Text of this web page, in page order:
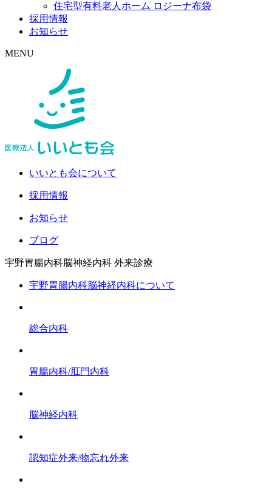
住宅型有料老人ホーム ロジーナ布袋
採用情報
お知らせ
MENU
いいとも会について
採用情報
お知らせ
ブログ
宇野胃腸内科脳神経内科 外来診療
宇野胃腸内科脳神経内科について
総合内科
胃腸内科/肛門内科
脳神経内科
認知症外来/物忘れ外来